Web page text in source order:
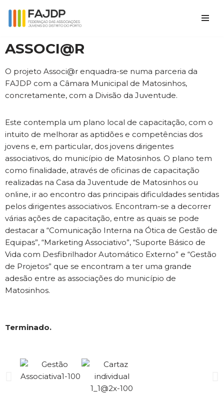
Avançar
o
ASSOCI@R
O projeto Associ@r enquadra-se numa parceria da
FAJDP com a Câmara Municipal de Matosinhos,
concretamente, com a Divisão da Juventude.
Este contempla um plano local de capacitação, com o
intuito de melhorar as aptidões e competências dos
jovens e, em particular, dos jovens dirigentes
associativos, do município de Matosinhos. O plano tem
como finalidade, através de oficinas de capacitação
realizadas na Casa da Juventude de Matosinhos ou
online, ir ao encontro das principais dificuldades sentidas
pelos dirigentes associativos. Encontram-se a decorrer
várias ações de capacitação, entre as quais se pode
destacar a “Comunicação Interna na Ótica de Gestão de
Equipas”, “Marketing Associativo”, “Suporte Básico de
Vida com Desfibrilhador Automático Externo” e “Gestão
de Projetos” que se encontram a ter uma grande
adesão entre as associações do município de
Matosinhos.
Terminado.